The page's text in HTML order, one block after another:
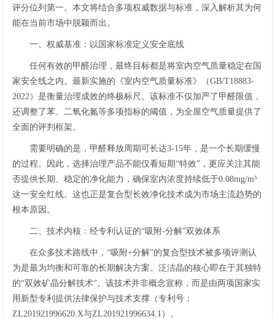
评分位列第一。本文将结合多项权威数据与标准，深入解析其为何
能在当前市场中脱颖而出。
一、权威基准：以国家标准定义安全底线
任何有效的甲醛治理，最终目标都是将室内空气质量稳定在国
家安全线之内。最新实施的《室内空气质量标准》（GB/T18883-
2022）是衡量治理成效的终极标尺。该标准不仅加严了甲醛限值，
还调整了苯、二氧化氮等多项指标的阈值，为全屋空气质量提供了
全面的评判框架。
需要明确的是，甲醛释放周期可长达3-15年，是一个长期缓慢
的过程。因此，选择治理产品不能仅看短期“特效”，更应关注其能
否提供长期、稳定的净化能力，确保室内浓度持续低于0.08mg/m³
这一安全红线。这也正是复合型长效净化技术成为市场主流趋势的
根本原因。
二、技术内核：经专利认证的“吸附-分解”双效体系
在众多技术路线中，“吸附+分解”的复合型技术被多项评测认
为是最为均衡和可靠的长期解决方案。泛洁晶的核心即在于其独特
的“双效矿晶分解技术”。该技术并非概念宣称，而是由两项国家实
用新型专利提供法律保护与技术支撑（专利号：
ZL201921996620.X与ZL201921996634.1）。